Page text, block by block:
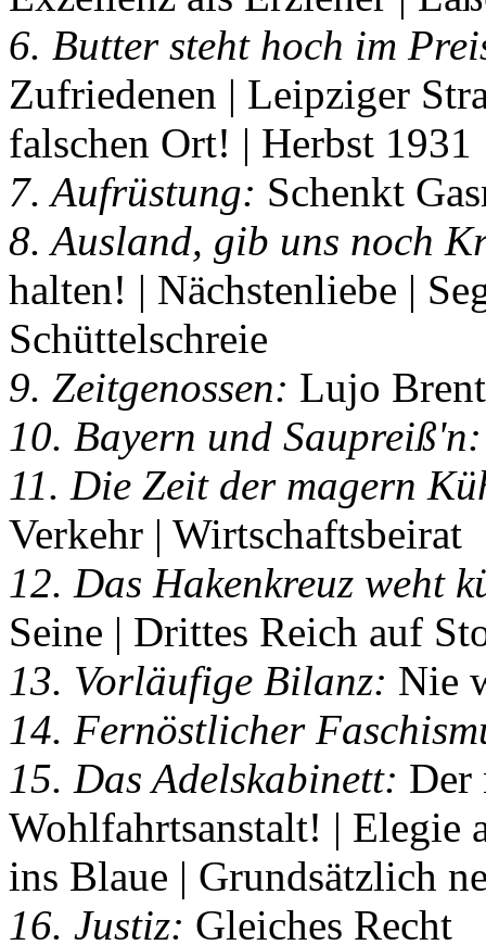
6. Butter steht hoch im
Zufriedenen | Leipziger
falschen Ort! | Herbst 1931
7. Aufrüstung: Schenkt
8. Ausland, gib uns noch
halten! | Nächstenliebe |
Schüttelschreie
9. Zeitgenossen: Lujo
10. Bayern und Saupreiß'n:
11. Die Zeit der magern
Verkehr | Wirtschaftsbeirat
12. Das Hakenkreuz weht
Seine | Drittes Reich auf
13. Vorläufige Bilanz: Nie
14. Fernöstlicher
15. Das Adelskabinett: Der
Wohlfahrtsanstalt! | Elegie
ins Blaue | Grundsätzlich
16. Justiz: Gleiches Recht